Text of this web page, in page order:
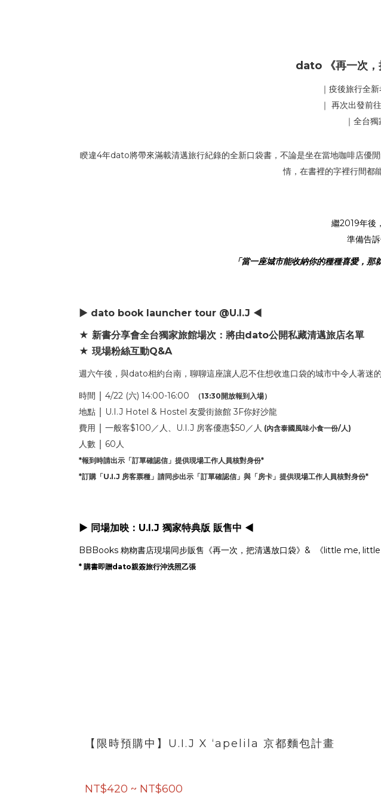
dato 《再一次，
｜疫後旅行全
｜ 再次出發前
｜全台
睽違4年dato將帶來滿載清邁旅行紀錄的全新口袋書，不論是坐在當地咖啡店優
情，在書裡的字裡行間都
繼2019年後
準備告
「當一座城市能收納你的種種喜愛，
▶ dato book launcher tour @U.I.J ◀
★ 新書分享會全台獨家旅館場次：將由dato公開私藏清邁旅店名單
★ 現場粉絲互動Q&A
週六午後，與dato相約台南，聊聊這座讓人忍不住想收進口袋的城市中令人著迷的
時間 ｜ 4/22 (六) 14:00-16:00 （13:30開放報到入場）
地點 ｜ U.I.J Hotel & Hostel 友愛街旅館 3F你好沙龍
費用 ｜ 一般客$100／人、U.I.J 房客優惠$50／人 (內含泰國風味小食一份/人)
人數 ｜ 60人
*報到時請出示「訂單確認信」提供現場工作人員核對身份*
*訂購「U.I.J 房客票種」請同步出示「訂單確認信」與「房卡」提供現場工作人員核對身份*
▶ 同場加映：U.I.J 獨家特典版 販售中 ◀
BBBooks 粅粅書店現場同步販售《再一次，把清邁放口袋》& 《little me, little
* 購書即贈dato親簽旅行沖洗照乙張
【限時預購中】U.I.J X ‘apelila 京都麵包計畫
NT$420 ~ NT$600